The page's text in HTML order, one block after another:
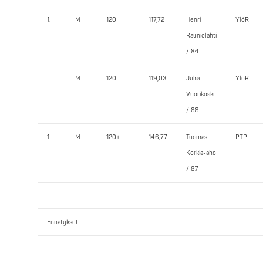
1. M 120 117,72 Henri
Rauniolahti
/ 84
YlöR
– M 120 119,03 Juha
Vuorikoski
/ 88
YlöR
1. M 120+ 146,77 Tuomas
Korkia-aho
/ 87
PTP
Ennätykset